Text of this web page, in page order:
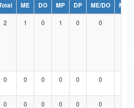
e Comunicações
ME DO MP DP ME/DO
MP/
2 1 0 1 0 0
0 0 0 0 0 0
0 0 0 0 0 0